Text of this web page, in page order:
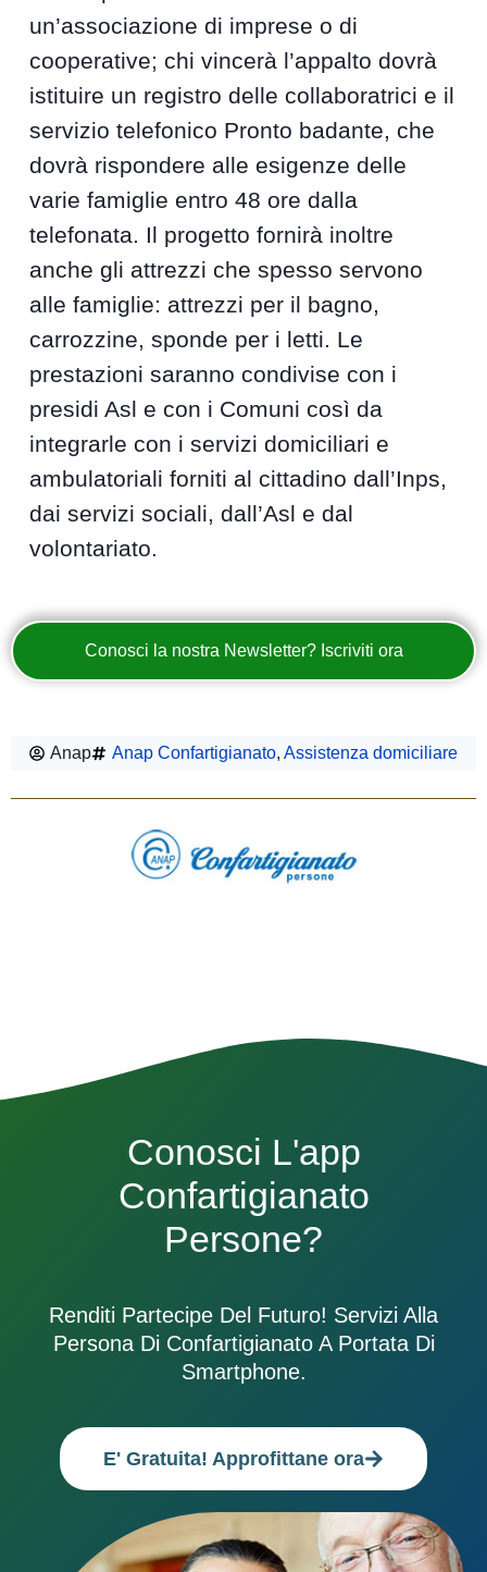
un’associazione di imprese o di
cooperative; chi vincerà l’appalto dovrà
istituire un registro delle collaboratrici e il
servizio telefonico Pronto badante, che
dovrà rispondere alle esigenze delle
varie famiglie entro 48 ore dalla
telefonata. Il progetto fornirà inoltre
anche gli attrezzi che spesso servono
alle famiglie: attrezzi per il bagno,
carrozzine, sponde per i letti. Le
prestazioni saranno condivise con i
presidi Asl e con i Comuni così da
integrarle con i servizi domiciliari e
ambulatoriali forniti al cittadino dall’Inps,
dai servizi sociali, dall’Asl e dal
volontariato.
Conosci la nostra Newsletter? Iscriviti ora
Anap Anap Confartigianato, Assistenza domiciliare
Conosci L'app
Confartigianato
Persone?
Renditi Partecipe Del Futuro! Servizi Alla
Persona Di Confartigianato A Portata Di
Smartphone.
E' Gratuita! Approfittane ora